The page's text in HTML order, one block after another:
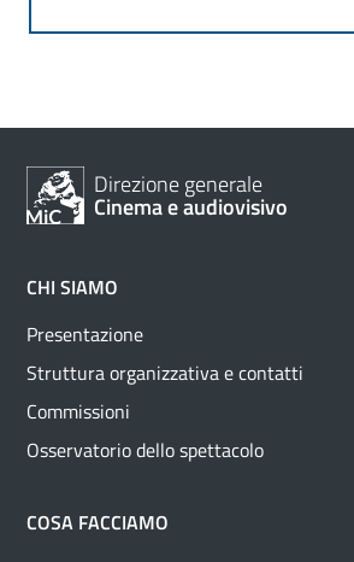
Direzione generale
Cinema e audiovisivo
CHI SIAMO
Presentazione
Struttura organizzativa e contatti
Commissioni
Osservatorio dello spettacolo
COSA FACCIAMO